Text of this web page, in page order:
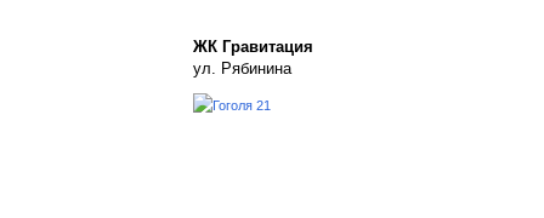
ЖК Гравитация
ул. Рябинина